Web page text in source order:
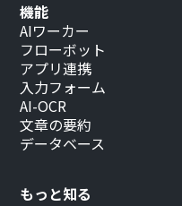
もっと知る
機能
AIワーカー
フローボット
アプリ連携
入力フォーム
AI-OCR
文章の要約
データベース